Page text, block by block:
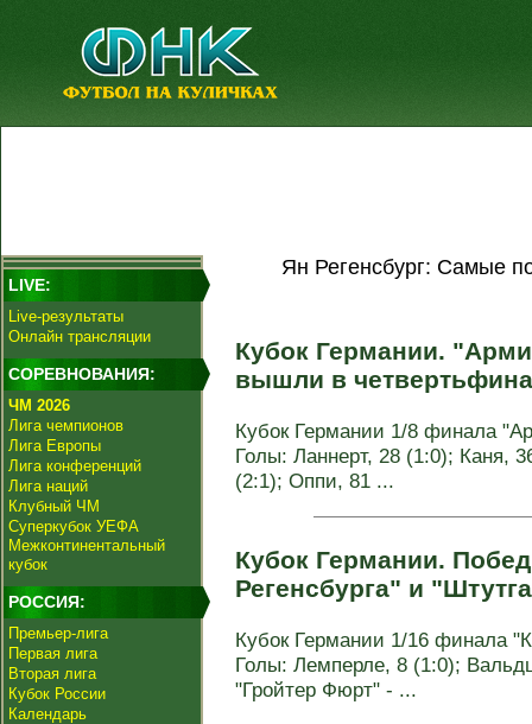
LIVE:
Live-результаты
Онлайн трансляции
СОРЕВНОВАНИЯ:
ЧМ 2026
Лига чемпионов
Лига Европы
Лига конференций
Лига наций
Клубный ЧМ
Суперкубок УЕФА
Межконтинентальный
кубок
РОССИЯ:
Премьер-лига
Первая лига
Вторая лига
Кубок России
Календарь
Ян Регенсбург: Самые
Кубок Германии.
вышли в
Кубок Германии 1/8 финала
Голы: Ланнерт, 28 (1:0); Каня,
(2:1); Оппи, 81 ...
Кубок Германии.
Регенсбурга" и
Кубок Германии 1/16 финала
Голы: Лемперле, 8 (1:0);
"Гройтер Фюрт" - ...